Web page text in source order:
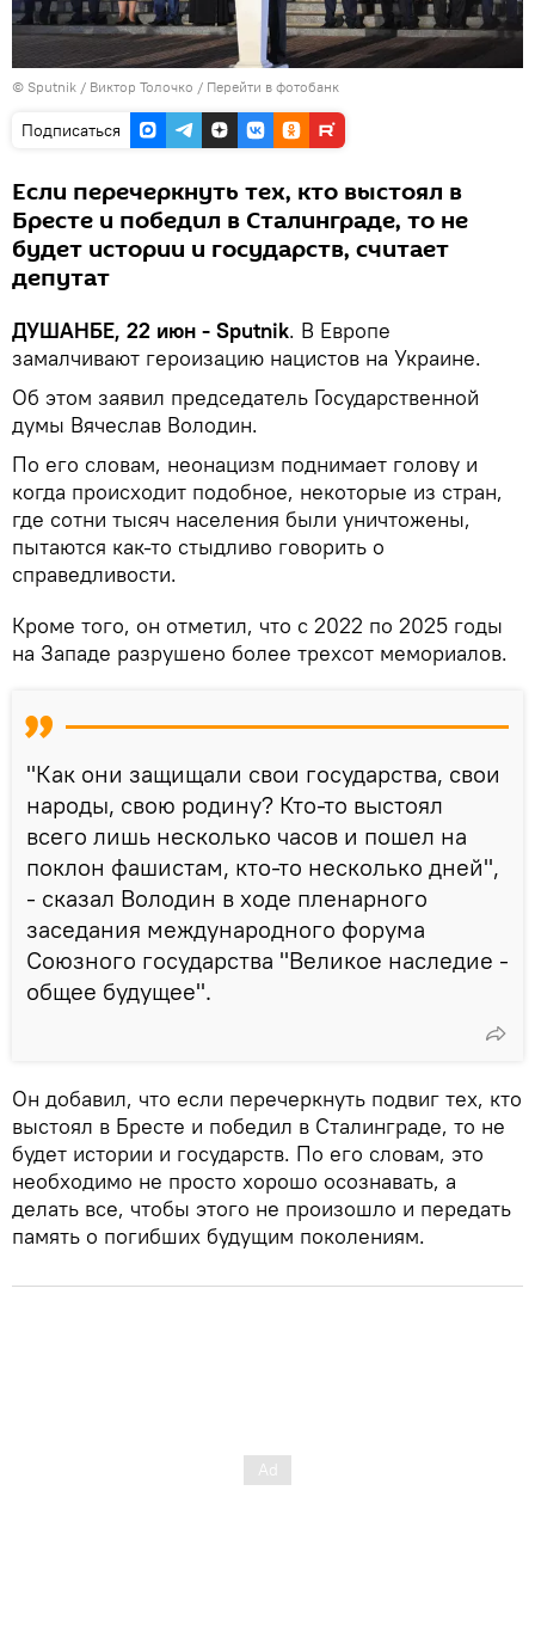
© Sputnik / Виктор Толочко / Перейти в фотобанк
Подписаться
Если перечеркнуть тех, кто выстоял в
Бресте и победил в Сталинграде, то не
будет истории и государств, считает
депутат
ДУШАНБЕ, 22 июн - Sputnik. В Европе
замалчивают героизацию нацистов на Украине.
Об этом заявил председатель Государственной
думы Вячеслав Володин.
По его словам, неонацизм поднимает голову и
когда происходит подобное, некоторые из стран,
где сотни тысяч населения были уничтожены,
пытаются как-то стыдливо говорить о
справедливости.
Кроме того, он отметил, что с 2022 по 2025 годы
на Западе разрушено более трехсот мемориалов.
"Как они защищали свои государства, свои
народы, свою родину? Кто-то выстоял
всего лишь несколько часов и пошел на
поклон фашистам, кто-то несколько дней",
- сказал Володин в ходе пленарного
заседания международного форума
Союзного государства "Великое наследие -
общее будущее".
Он добавил, что если перечеркнуть подвиг тех, кто
выстоял в Бресте и победил в Сталинграде, то не
будет истории и государств. По его словам, это
необходимо не просто хорошо осознавать, а
делать все, чтобы этого не произошло и передать
память о погибших будущим поколениям.